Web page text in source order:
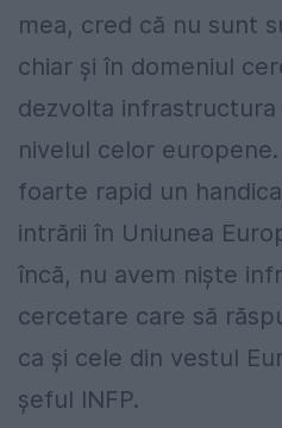
mea, cred că nu sunt
chiar şi în domeniul
dezvolta
nivelul celor
foarte rapid un
intrării în Uniunea
încă, nu avem nişte
cercetare care să
ca şi cele din vestul
şeful INFP.